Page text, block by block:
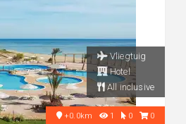
Vliegtuig
Hotel
All inclusive
+0.0km 1 0 0